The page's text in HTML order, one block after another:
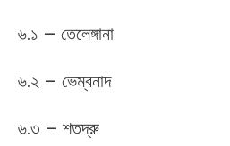
৬.১ – তেলেঙ্গানা
৬.২ – ভেম্বনাদ
৬.৩ – শতদ্রু